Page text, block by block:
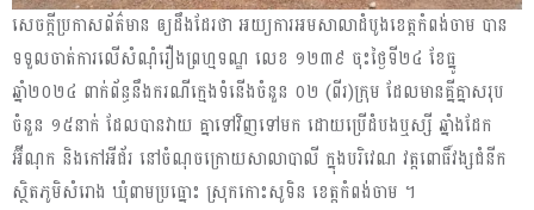
សេចក្ដីប្រកាសព័ត៌មាន ឲ្យដឹងដែរថា អយ្យការអមសាលាដំបូងខេត្តកំពង់ចាម បាន
ទទួលចាត់ការលើសំណុំរឿងព្រហ្មទណ្ឌ លេខ ១២៣៩ ចុះថ្ងៃទី២៤ ខែធ្នូ
ឆ្នាំ២០២៤ ពាក់ព័ន្ធនឹងករណីក្មេងទំនើងចំនួន ០២ (ពីរ)ក្រុម ដែលមានគ្នីគ្នាសរុប
ចំនួន ១៥នាក់ ដែលបានវាយ គ្នាទៅវិញទៅមក ដោយប្រើដំបងឬស្សី ឆ្នាំងដែក
អ៊ីណុក និងកៅអីជ័រ នៅចំណុចក្រោយសាលាបាលី ក្នុងបរិវេណ វត្តពោធិ៍វង្សជំនីក
ស្ថិតភូមិសំរោង ឃុំពាមប្រធ្នោះ ស្រុកកោះសូទិន ខេត្តកំពង់ចាម ។